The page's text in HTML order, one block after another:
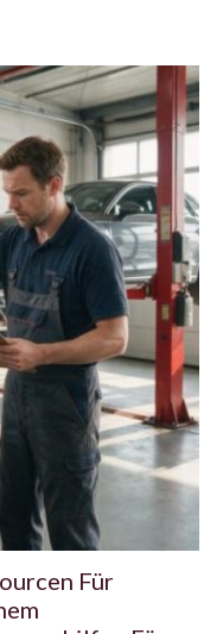
Für